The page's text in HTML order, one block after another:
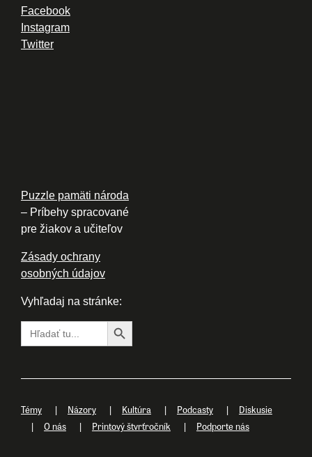
Facebook
Instagram
Twitter
Puzzle pamäti národa
– Príbehy spracované
pre žiakov a učiteľov
Zásady ochrany
osobných údajov
Vyhľadaj na stránke:
Search
for:
Search Button
Témy Názory Kultúra Podcasty
Diskusie
O nás
Printový štvrťročník Podporte nás